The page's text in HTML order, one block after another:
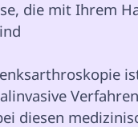
die mit Ihrem
diesen